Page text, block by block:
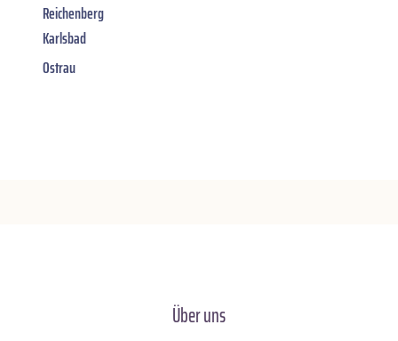
Reichenberg
Karlsbad
Ostrau
Über uns